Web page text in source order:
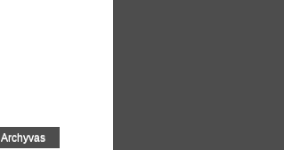
Archyvas